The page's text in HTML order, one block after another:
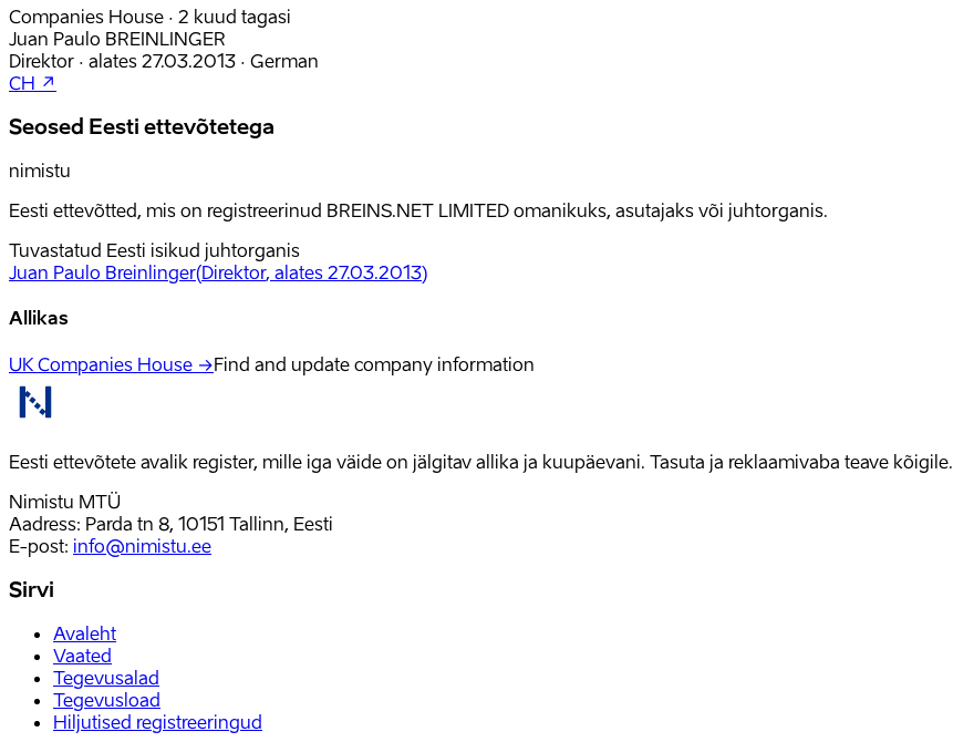
Companies House · 2 kuud tagasi
Juan Paulo BREINLINGER
Direktor · alates 27.03.2013 · German
CH ↗
Seosed Eesti ettevõtetega
nimistu
Eesti ettevõtted, mis on registreerinud BREINS.NET LIMITED omanikuks, asutajaks või juhtorganis.
Tuvastatud Eesti isikud juhtorganis
Juan Paulo Breinlinger(Direktor, alates 27.03.2013)
Allikas
UK Companies House →Find and update company information
Eesti ettevõtete avalik register, mille iga väide on jälgitav allika ja kuupäevani. Tasuta ja reklaamivaba teave kõigile.
Nimistu MTÜ
Aadress: Parda tn 8, 10151 Tallinn, Eesti
E-post: info@nimistu.ee
Sirvi
Avaleht
Vaated
Tegevusalad
Tegevusload
Hiljutised registreeringud